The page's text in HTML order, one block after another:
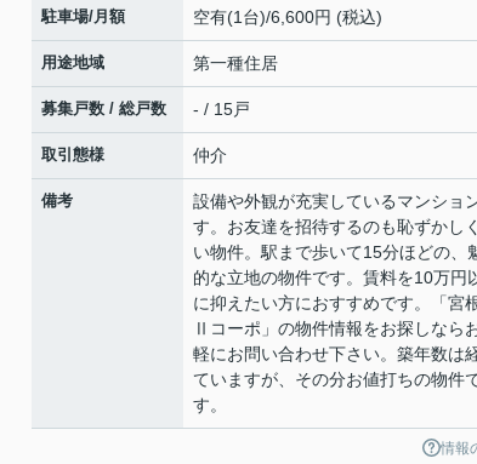
駐車場/月額 空有(1台)/6,600円 (税込)
用途地域 第一種住居
募集戸数 / 総戸数 - / 15戸
取引態様 仲介
備考
設備や外観が充実しているマンショ
す。お友達を招待するのも恥ずかし
い物件。駅まで歩いて15分ほどの、
的な立地の物件です。賃料を10万円
に抑えたい方におすすめです。「宮
Ⅱコーポ」の物件情報をお探しなら
軽にお問い合わせ下さい。築年数は
ていますが、その分お値打ちの物件
す。
情報